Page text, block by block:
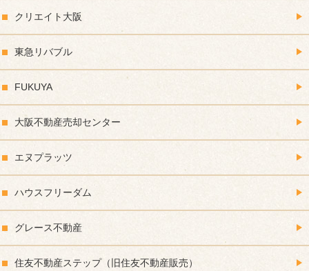
クリエイト大阪
東急リバブル
FUKUYA
大阪不動産売却センター
エヌプラッツ
ハウスフリーダム
グレース不動産
住友不動産ステップ（旧住友不動産販売）